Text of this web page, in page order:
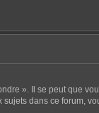
». Il se peut que
dans ce forum,